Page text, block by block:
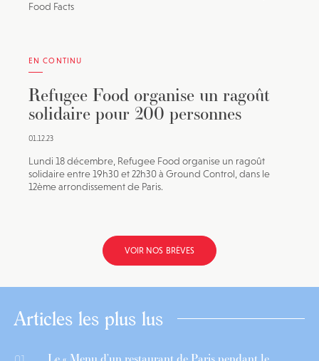
Food Facts
EN CONTINU
Refugee Food organise un ragoût
solidaire pour 200 personnes
01.12.23
Lundi 18 décembre, Refugee Food organise un ragoût
solidaire entre 19h30 et 22h30 à Ground Control, dans le
12ème arrondissement de Paris.
VOIR NOS BRÈVES
Articles les plus lus